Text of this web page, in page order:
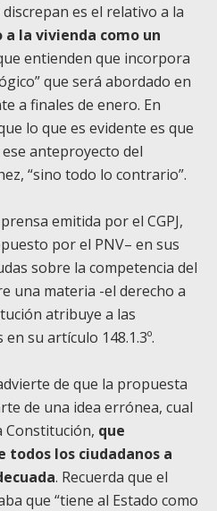
es el relativo a la
la vivienda como un
entienden que incorpora
que será abordado en
a finales de enero. En
lo que es evidente es que
ese anteproyecto del
“sino todo lo contrario”.
emitida por el CGPJ,
por el PNV– en sus
sobre la competencia del
una materia -el derecho a
atribuye a las
su artículo 148.1.3º.
de que la propuesta
de una idea errónea, cual
Constitución, que
todos los ciudadanos a
. Recuerda que el
que “tiene al Estado como